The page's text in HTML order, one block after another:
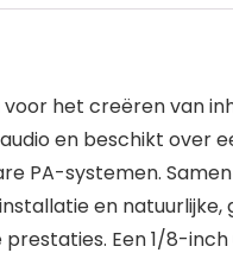
het creëren van
en beschikt over
PA-systemen.
en
Een 1/8-